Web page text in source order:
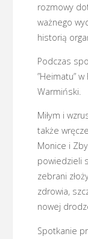
rozmowy
ważnego
historią
Podczas
”Heimatu”
Warmiński.
Miłym i
także
Monice i
powiedzieli
zebrani
zdrowia,
nowej
Spotkanie